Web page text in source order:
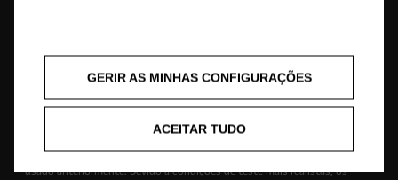
+) Os valores de consumo de combustível e de emissões de CO
mencionados estão em conformidade com o procedimento de teste
partir de 1 de setembro de 2018. Este procedimento WLTP substitui o
ciclo de condução europeu (NEDC) que era o procedimento de teste
usado anteriormente. Devido a condições de teste mais realistas, os
GERIR AS MINHAS CONFIGURAÇÕES
ACEITAR TUDO